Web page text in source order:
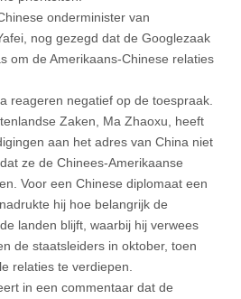
onderminister van
nog gezegd dat de Googlezaak
om de Amerikaans-Chinese relaties
reageren negatief op de toespraak.
Zaken, Ma Zhaoxu, heeft
aan het adres van China niet
ze de Chinees-Amerikaanse
Voor een Chinese diplomaat een
hij hoe belangrijk de
landen blijft, waarbij hij verwees
de staatsleiders in oktober, toen
relaties te verdiepen.
in een commentaar dat de